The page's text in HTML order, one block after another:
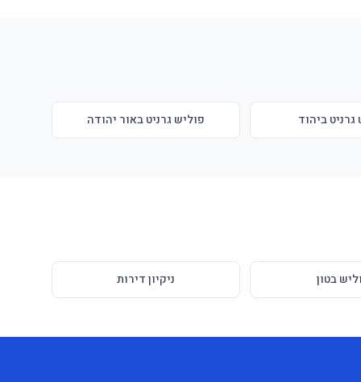
ביהוד פוליש גרניט באור יהודה
בטון ניקיון דירות